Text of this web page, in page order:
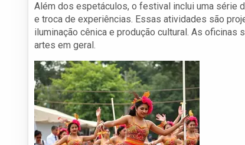
Além dos espetáculos, o festival inclui uma série
e troca de experiências. Essas atividades são
iluminação cênica e produção cultural. As
artes em geral.